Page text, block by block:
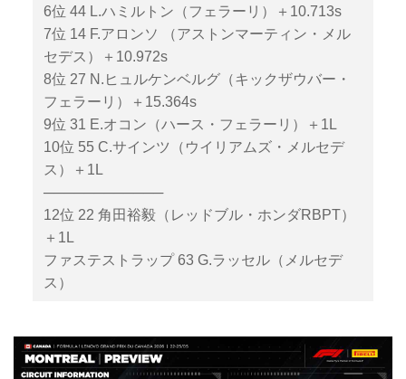
6位 44 L.ハミルトン（フェラーリ）＋10.713s
7位 14 F.アロンソ （アストンマーティン・メル
セデス）＋10.972s
8位 27 N.ヒュルケンベルグ（キックザウバー・
フェラーリ）＋15.364s
9位 31 E.オコン（ハース・フェラーリ）＋1L
10位 55 C.サインツ（ウイリアムズ・メルセデ
ス）＋1L
────────────
12位 22 角田裕毅（レッドブル・ホンダRBPT）
＋1L
ファステストラップ 63 G.ラッセル（メルセデ
ス）